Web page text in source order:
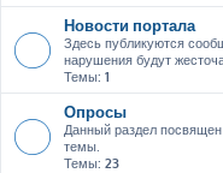
Новости портала
Здесь публикуются
нарушения будут
Темы: 1
Опросы
Данный раздел
темы.
Темы: 23